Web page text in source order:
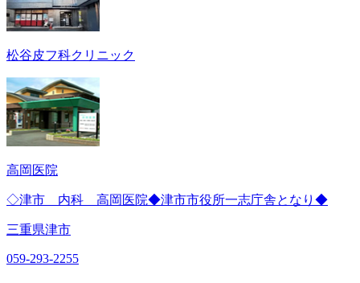
松谷皮フ科クリニック
高岡医院
◇津市 内科 高岡医院◆津市市役所一志庁舎となり◆
三重県津市
059-293-2255